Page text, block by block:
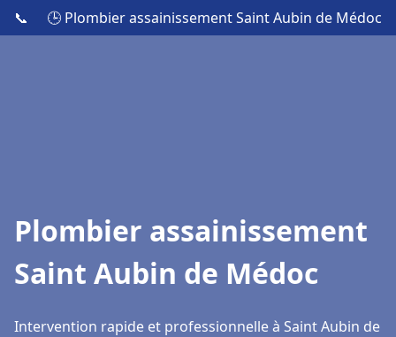
📞 🕒 Plombier assainissement Saint Aubin de Médoc
Plombier assainissement
Saint Aubin de Médoc
Intervention rapide et professionnelle à Saint Aubin de